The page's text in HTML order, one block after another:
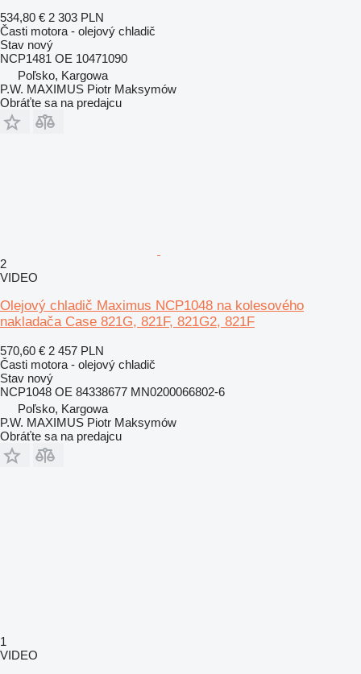
534,80 € 2 303 PLN
Časti motora - olejový chladič
Stav nový
NCP1481 OE 10471090
Poľsko, Kargowa
P.W. MAXIMUS Piotr Maksymów
Obráťte sa na predajcu
2
VIDEO
Olejový chladič Maximus NCP1048 na kolesového
nakladača Case 821G, 821F, 821G2, 821F
570,60 € 2 457 PLN
Časti motora - olejový chladič
Stav nový
NCP1048 OE 84338677 MN0200066802-6
Poľsko, Kargowa
P.W. MAXIMUS Piotr Maksymów
Obráťte sa na predajcu
1
VIDEO